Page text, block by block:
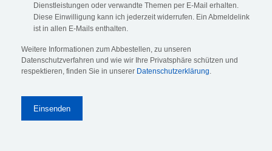
Dienstleistungen oder verwandte Themen per E-Mail erhalten.
Diese Einwilligung kann ich jederzeit widerrufen. Ein Abmeldelink
ist in allen E-Mails enthalten.
Weitere Informationen zum Abbestellen, zu unseren
Datenschutzverfahren und wie wir Ihre Privatsphäre schützen und
respektieren, finden Sie in unserer Datenschutzerklärung.